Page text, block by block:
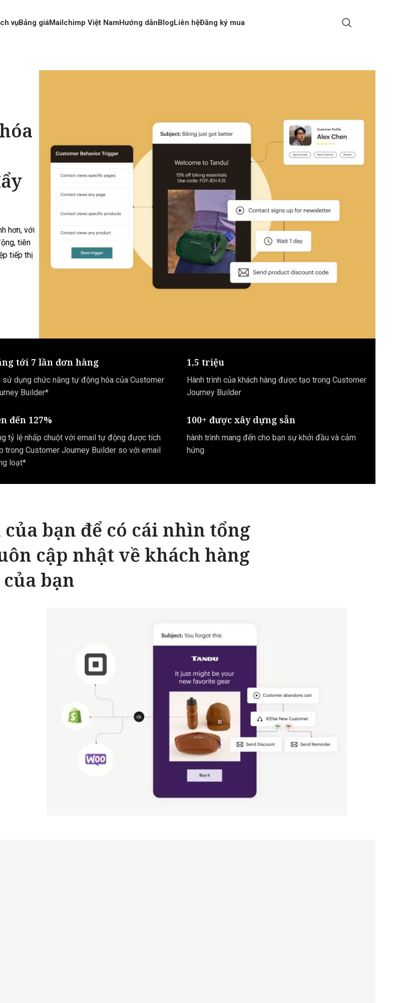
vụBảng giáMailchimp Việt NamHướng dẫnBlogLiên hệĐăng ký mua
hơn, với
tiên
tiếp thị
tới 7 lần đơn hàng
sử dụng chức năng tự động hóa của Customer
Builder*
1,5 triệu
Hành trình của khách hàng được tạo trong Customer
Journey Builder
đến 127%
tỷ lệ nhấp chuột với email tự động được tích
trong Customer Journey Builder so với email
loạt*
100+ được xây dựng sẵn
hành trình mang đến cho bạn sự khởi đầu và cảm
hứng
bạn để có cái nhìn tổng
cập nhật về khách hàng
của bạn